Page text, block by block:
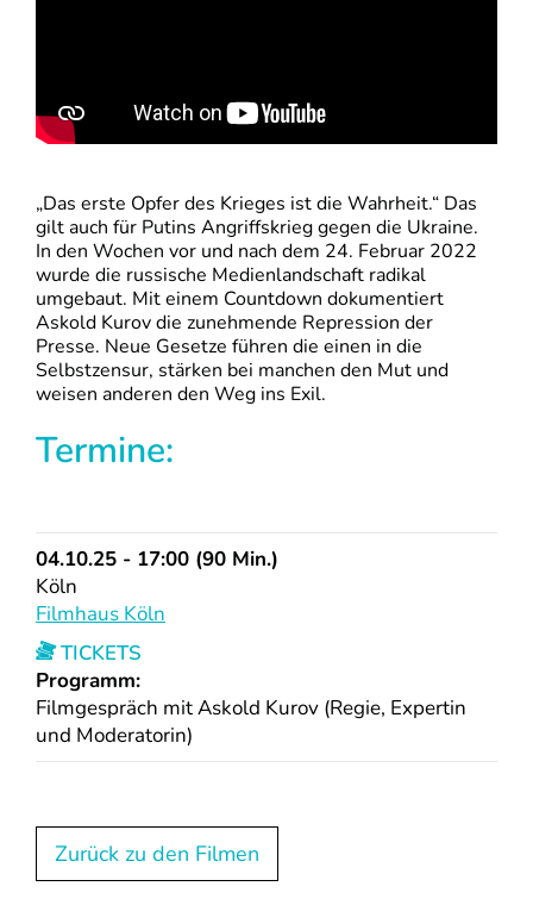
„Das erste Opfer des Krieges ist die Wahrheit.“ Das
gilt auch für Putins Angriffskrieg gegen die Ukraine.
In den Wochen vor und nach dem 24. Februar 2022
wurde die russische Medienlandschaft radikal
umgebaut. Mit einem Countdown dokumentiert
Askold Kurov die zunehmende Repression der
Presse. Neue Gesetze führen die einen in die
Selbstzensur, stärken bei manchen den Mut und
weisen anderen den Weg ins Exil.
Termine:
04.10.25 - 17:00 (90 Min.)
Köln
Filmhaus Köln
TICKETS
Programm:
Filmgespräch mit Askold Kurov (Regie, Expertin
und Moderatorin)
Zurück zu den Filmen